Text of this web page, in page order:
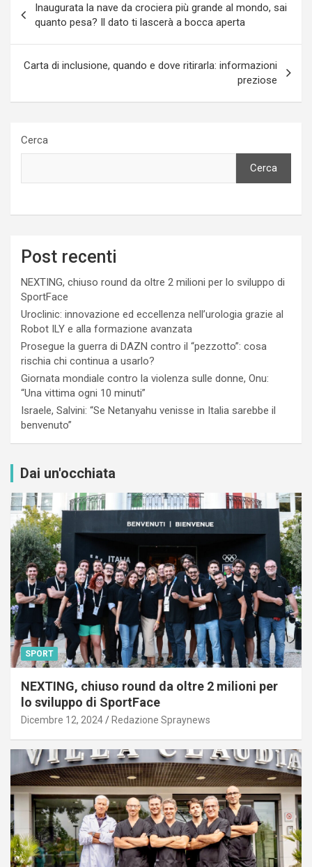
articoli
Inaugurata la nave da crociera più grande al mondo, sai
quanto pesa? Il dato ti lascerà a bocca aperta
Carta di inclusione, quando e dove ritirarla: informazioni
preziose
Cerca
Cerca
Post recenti
NEXTING, chiuso round da oltre 2 milioni per lo sviluppo di
SportFace
Uroclinic: innovazione ed eccellenza nell’urologia grazie al
Robot ILY e alla formazione avanzata
Prosegue la guerra di DAZN contro il “pezzotto”: cosa
rischia chi continua a usarlo?
Giornata mondiale contro la violenza sulle donne, Onu:
“Una vittima ogni 10 minuti”
Israele, Salvini: “Se Netanyahu venisse in Italia sarebbe il
benvenuto”
Dai un'occhiata
SPORT
NEXTING, chiuso round da oltre 2 milioni per
lo sviluppo di SportFace
Dicembre 12, 2024 Redazione Spraynews